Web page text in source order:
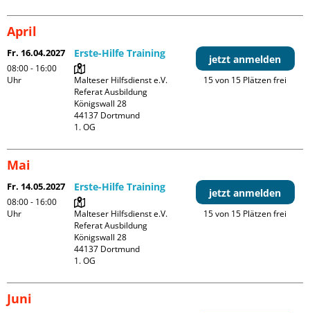
April
Fr. 16.04.2027
08:00 - 16:00
Uhr
Erste-Hilfe Training
Malteser Hilfsdienst e.V.
Referat Ausbildung
Königswall 28
44137 Dortmund
1. OG
jetzt anmelden
15 von 15 Plätzen frei
Mai
Fr. 14.05.2027
08:00 - 16:00
Uhr
Erste-Hilfe Training
Malteser Hilfsdienst e.V.
Referat Ausbildung
Königswall 28
44137 Dortmund
1. OG
jetzt anmelden
15 von 15 Plätzen frei
Juni